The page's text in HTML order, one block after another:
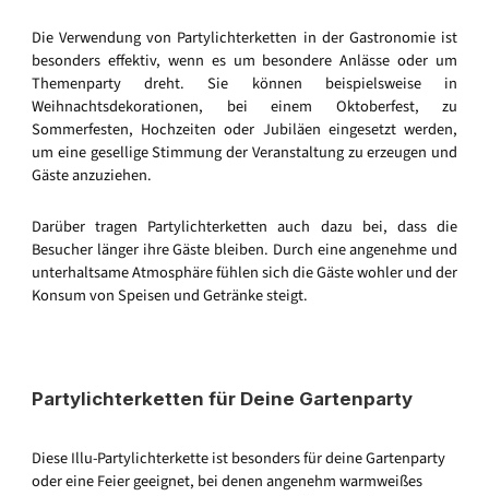
Die Verwendung von Partylichterketten in der Gastronomie ist
besonders effektiv, wenn es um besondere Anlässe oder um
Themenparty dreht. Sie können beispielsweise in
Weihnachtsdekorationen, bei einem Oktoberfest, zu
Sommerfesten, Hochzeiten oder Jubiläen eingesetzt werden,
um eine gesellige Stimmung der Veranstaltung zu erzeugen und
Gäste anzuziehen.
Darüber tragen Partylichterketten auch dazu bei, dass die
Besucher länger ihre Gäste bleiben. Durch eine angenehme und
unterhaltsame Atmosphäre fühlen sich die Gäste wohler und der
Konsum von Speisen und Getränke steigt.
Partylichterketten für Deine Gartenparty
Diese Illu-Partylichterkette ist besonders für deine Gartenparty
oder eine Feier geeignet, bei denen angenehm warmweißes